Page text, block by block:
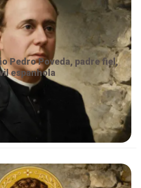
Pedro Poveda, padre fiel,
espanhola